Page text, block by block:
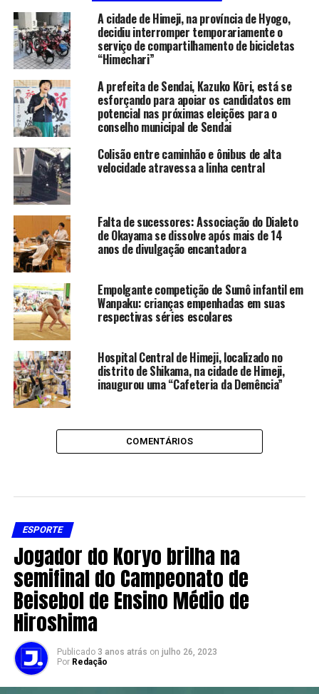
A cidade de Himeji, na província de Hyogo,
decidiu interromper temporariamente o
serviço de compartilhamento de bicicletas
“Himechari”
A prefeita de Sendai, Kazuko Kōri, está se
esforçando para apoiar os candidatos em
potencial nas próximas eleições para o
conselho municipal de Sendai
Colisão entre caminhão e ônibus de alta
velocidade atravessa a linha central
Falta de sucessores: Associação do Dialeto
de Okayama se dissolve após mais de 14
anos de divulgação encantadora
Empolgante competição de Sumô infantil em
Wanpaku: crianças empenhadas em suas
respectivas séries escolares
Hospital Central de Himeji, localizado no
distrito de Shikama, na cidade de Himeji,
inaugurou uma “Cafeteria da Demência”
COMENTÁRIOS
ESPORTE
Jogador do Koryo brilha na
semifinal do Campeonato de
Beisebol de Ensino Médio de
Hiroshima
Publicado 3 anos atrás on julho 26, 2023
Por Redação